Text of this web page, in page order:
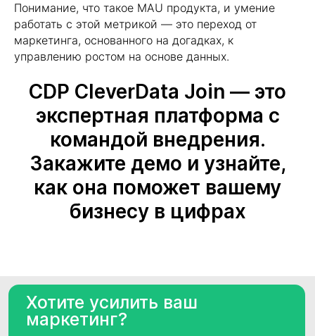
Понимание, что такое MAU продукта, и умение
работать с этой метрикой — это переход от
маркетинга, основанного на догадках, к
управлению ростом на основе данных.
CDP CleverData Join — это
экспертная платформа с
командой внедрения.
Закажите демо и узнайте,
как она поможет вашему
бизнесу в цифрах
Наименование организации
Общество с ограниченной
ответственностью «Клевер Дата»
(ООО «Клевер Дата»)
ИНН, ОГРН
Основной код ОКВЭД,
вид деятельности в области ИТ
62.01 «Разработка компьютерного
программного обеспечения, 1.01, 2.01
Адрес места нахождения
организации
129075, г. Москва, Мурманский проезд,
д.14, корп.1, этаж 4, пом. литера А,
комната 36
+7 (495) 782 38 60